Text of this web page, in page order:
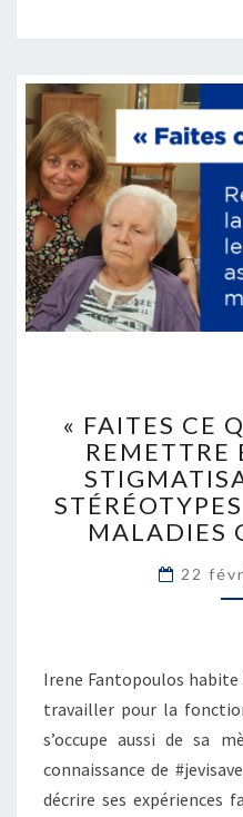
« FAITES CE
REMETTRE
MALADIES
22
Irene Fantopoulos
travailler pour la
s’occupe aussi de sa
connaissance de
décrire ses expériences